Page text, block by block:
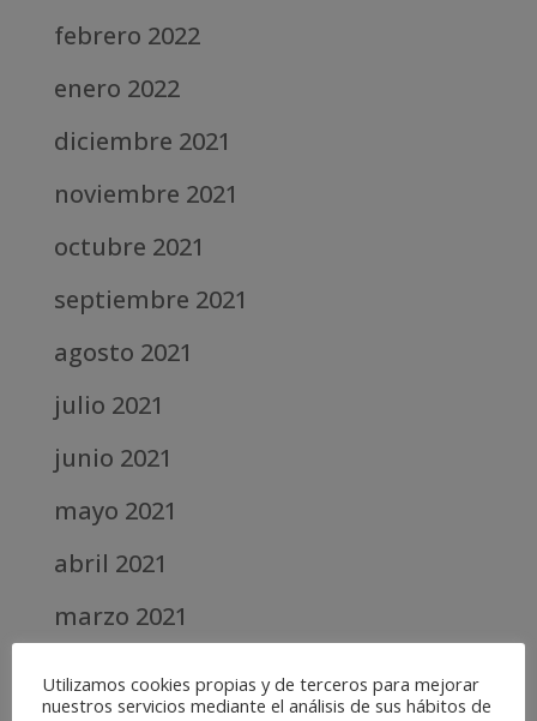
febrero 2022
enero 2022
diciembre 2021
noviembre 2021
octubre 2021
septiembre 2021
agosto 2021
julio 2021
junio 2021
mayo 2021
abril 2021
marzo 2021
Utilizamos cookies propias y de terceros para mejorar
nuestros servicios mediante el análisis de sus hábitos de